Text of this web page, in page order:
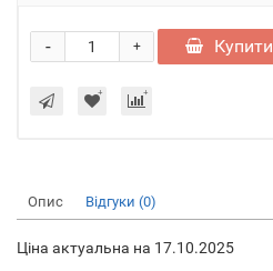
+
- Купити
Опис Відгуки (0)
Ціна актуальна на 17.10.2025